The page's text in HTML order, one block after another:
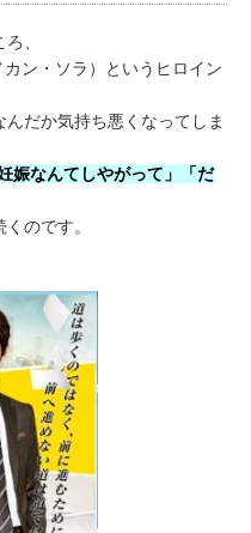
、
カン・ソラ）というヒロイン
だか気持ち悪くなってしま
娠なんてしやがって」「だ
のです。